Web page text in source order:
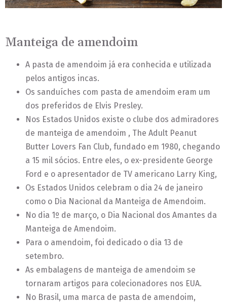
Manteiga de amendoim
A pasta de amendoim já era conhecida e utilizada
pelos antigos incas.
Os sanduíches com pasta de amendoim eram um
dos preferidos de Elvis Presley.
Nos Estados Unidos existe o clube dos admiradores
de manteiga de amendoim , The Adult Peanut
Butter Lovers Fan Club, fundado em 1980, chegando
a 15 mil sócios. Entre eles, o ex-presidente George
Ford e o apresentador de TV americano Larry King,
Os Estados Unidos celebram o dia 24 de janeiro
como o Dia Nacional da Manteiga de Amendoim.
No dia 1º de março, o Dia Nacional dos Amantes da
Manteiga de Amendoim.
Para o amendoim, foi dedicado o dia 13 de
setembro.
As embalagens de manteiga de amendoim se
tornaram artigos para colecionadores nos EUA.
No Brasil, uma marca de pasta de amendoim,